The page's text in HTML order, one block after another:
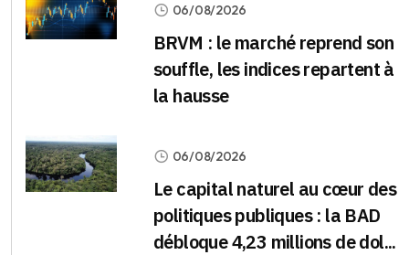
06/08/2026
BRVM : le marché reprend son
souffle, les indices repartent à
la hausse
06/08/2026
Le capital naturel au cœur des
politiques publiques : la BAD
débloque 4,23 millions de dol...